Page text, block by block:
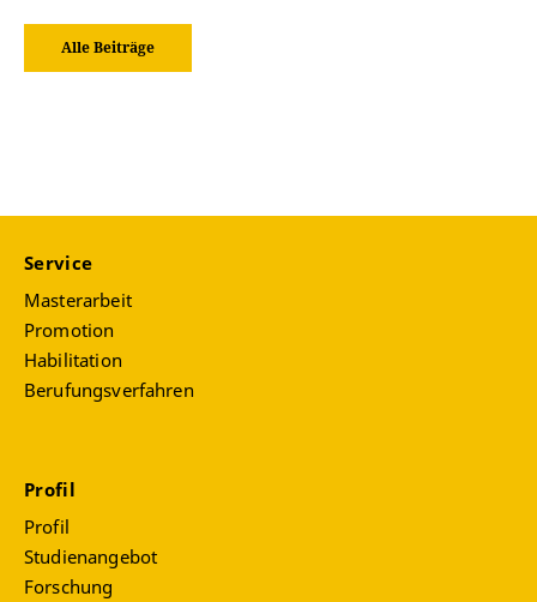
Alle Beiträge
Service
Masterarbeit
Promotion
Habilitation
Berufungsverfahren
Profil
Profil
Studienangebot
Forschung